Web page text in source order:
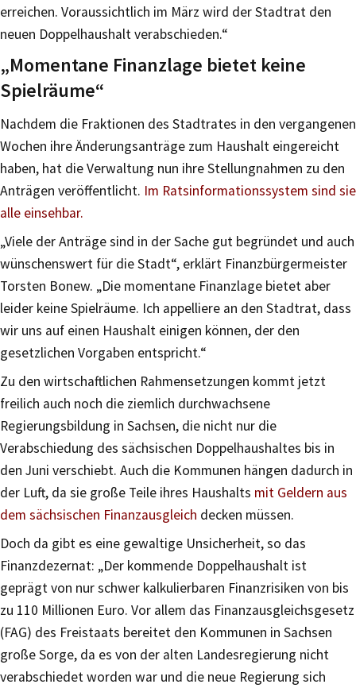
erreichen. Voraussichtlich im März wird der Stadtrat den
neuen Doppelhaushalt verabschieden.“
„Momentane Finanzlage bietet keine
Spielräume“
Nachdem die Fraktionen des Stadtrates in den vergangenen
Wochen ihre Änderungsanträge zum Haushalt eingereicht
haben, hat die Verwaltung nun ihre Stellungnahmen zu den
Anträgen veröffentlicht. Im Ratsinformationssystem sind sie
alle einsehbar.
„Viele der Anträge sind in der Sache gut begründet und auch
wünschenswert für die Stadt“, erklärt Finanzbürgermeister
Torsten Bonew. „Die momentane Finanzlage bietet aber
leider keine Spielräume. Ich appelliere an den Stadtrat, dass
wir uns auf einen Haushalt einigen können, der den
gesetzlichen Vorgaben entspricht.“
Zu den wirtschaftlichen Rahmensetzungen kommt jetzt
freilich auch noch die ziemlich durchwachsene
Regierungsbildung in Sachsen, die nicht nur die
Verabschiedung des sächsischen Doppelhaushaltes bis in
den Juni verschiebt. Auch die Kommunen hängen dadurch in
der Luft, da sie große Teile ihres Haushalts mit Geldern aus
dem sächsischen Finanzausgleich decken müssen.
Doch da gibt es eine gewaltige Unsicherheit, so das
Finanzdezernat: „Der kommende Doppelhaushalt ist
geprägt von nur schwer kalkulierbaren Finanzrisiken von bis
zu 110 Millionen Euro. Vor allem das Finanzausgleichsgesetz
(FAG) des Freistaats bereitet den Kommunen in Sachsen
große Sorge, da es von der alten Landesregierung nicht
verabschiedet worden war und die neue Regierung sich